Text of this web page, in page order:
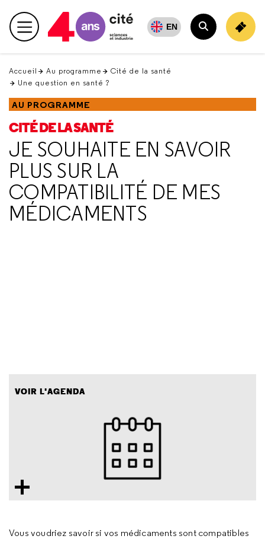
en
haut Menu principal EN
Rechercher
Accueil Au programme
Cité de la santé
Une question en santé ?
AU PROGRAMME
CITÉ DE LA SANTÉ
JE SOUHAITE EN SAVOIR
PLUS SUR LA
COMPATIBILITÉ DE MES
MÉDICAMENTS
VOIR L'AGENDA
Vous voudriez savoir si vos médicaments sont compatibles